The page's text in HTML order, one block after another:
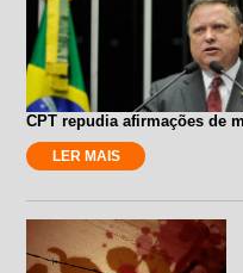
CPT repudia afirmações de
LER MAIS